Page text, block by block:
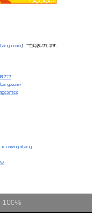
100%